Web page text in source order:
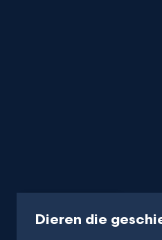
Dieren die